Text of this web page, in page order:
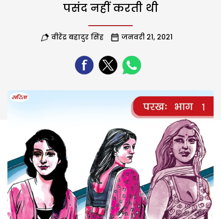
पसंद नहीं करती थी
वीरेंद्र बहादुर सिंह जनवरी 21, 2021